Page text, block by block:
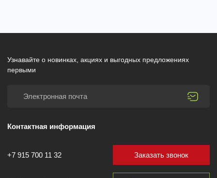
Узнавайте о новинках, акциях и выгодных предложениях
первыми
Контактная информация
+7 915 700 11 32 Заказать звонок